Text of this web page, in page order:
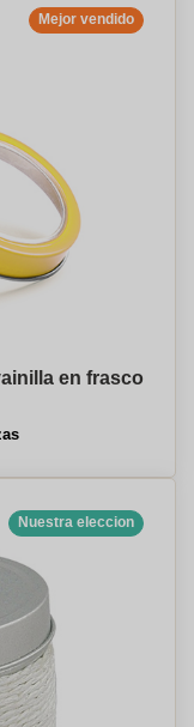
Mejor vendido
en frasco
Nuestra eleccion